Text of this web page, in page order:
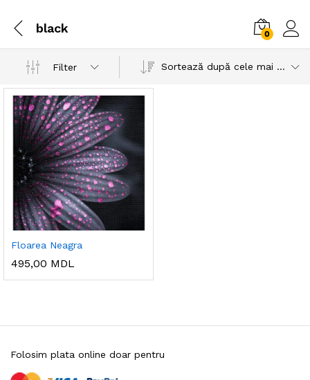
black 0
Filter Sortează după cele mai recente
Floarea Neagra
495,00 MDL
Folosim plata online doar pentru